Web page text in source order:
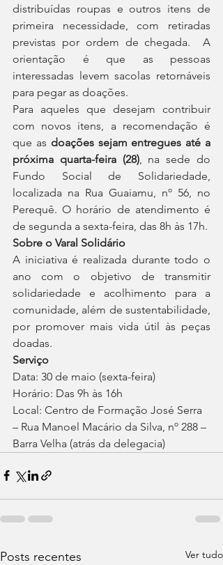
distribuídas roupas e outros itens de
primeira necessidade, com retiradas
previstas por ordem de chegada.  A
orientação é que as pessoas
interessadas levem sacolas retornáveis
para pegar as doações.
Para aqueles que desejam contribuir
com novos itens, a recomendação é
que as doações sejam entregues até a
próxima quarta-feira (28), na sede do
Fundo Social de Solidariedade,
localizada na Rua Guaiamu, nº 56, no
Perequê. O horário de atendimento é
de segunda a sexta-feira, das 8h às 17h.
Sobre o Varal Solidário
A iniciativa é realizada durante todo o
ano com o objetivo de transmitir
solidariedade e acolhimento para a
comunidade, além de sustentabilidade,
por promover mais vida útil às peças
doadas.
Serviço
Data: 30 de maio (sexta-feira)
Horário: Das 9h às 16h
Local: Centro de Formação José Serra
– Rua Manoel Macário da Silva, nº 288 –
Barra Velha (atrás da delegacia)
Posts recentes Ver tudo